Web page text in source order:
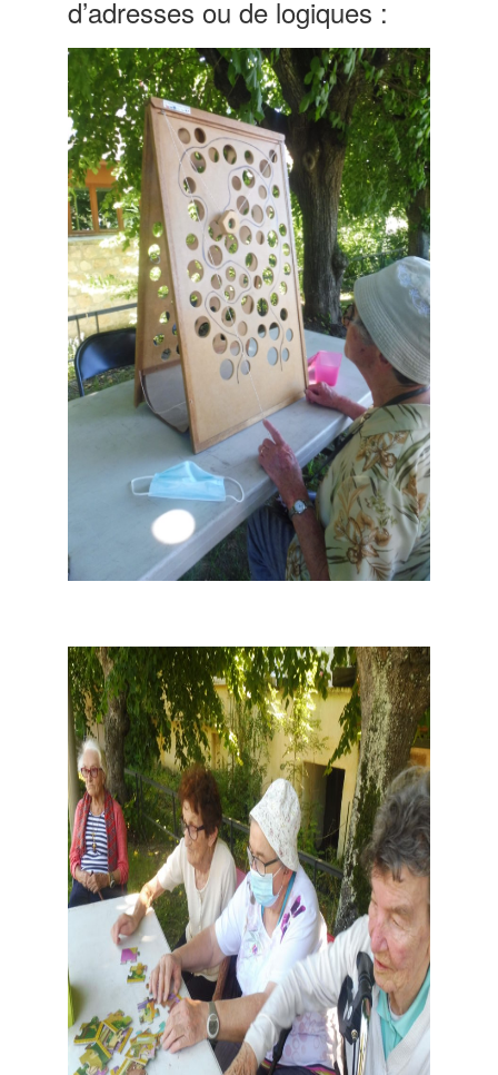
d’adresses ou de logiques :